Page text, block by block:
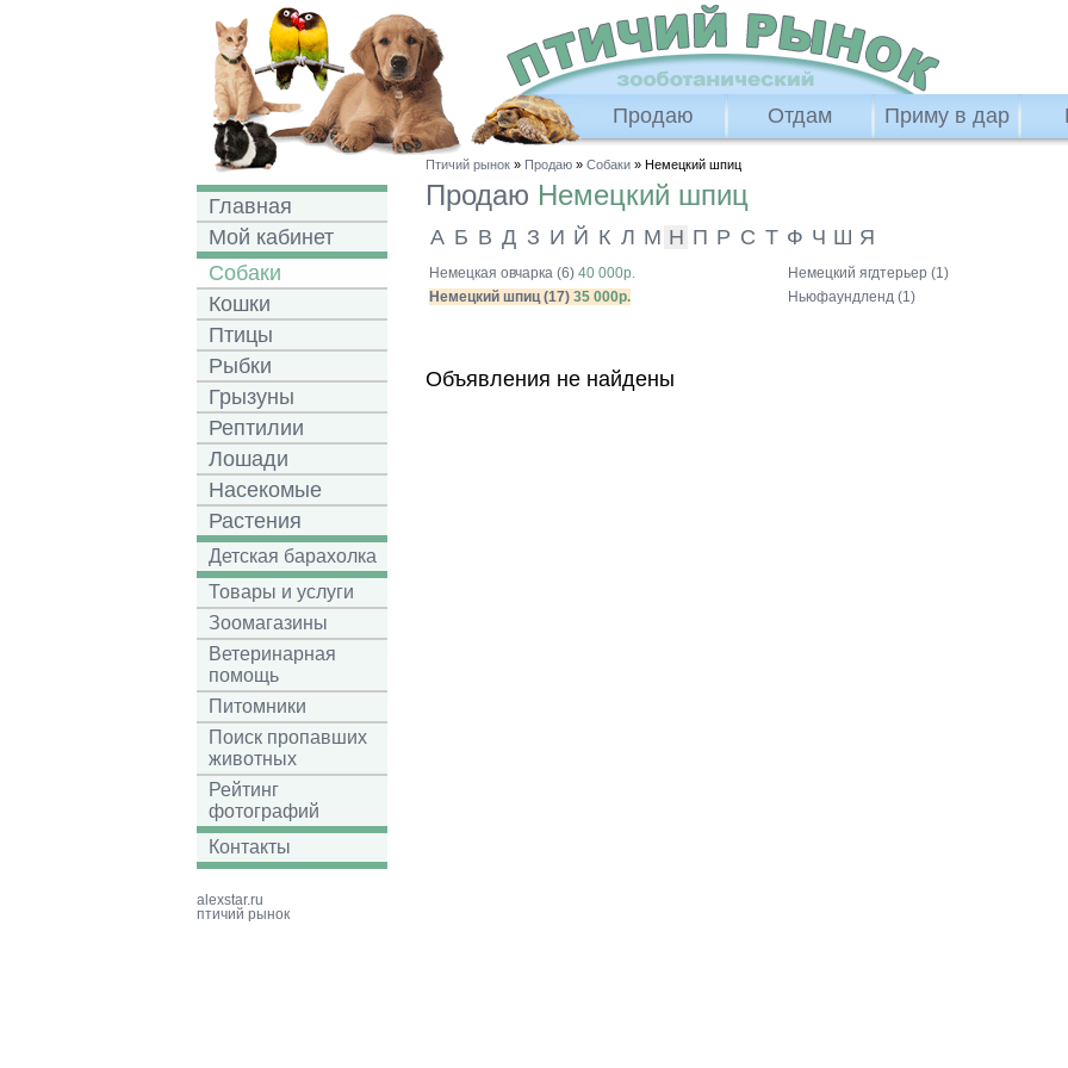
Продаю Отдам Приму в дар
Главная
Мой кабинет
Собаки
Кошки
Птицы
Рыбки
Грызуны
Рептилии
Лошади
Насекомые
Растения
Детская барахолка
Товары и услуги
Зоомагазины
Ветеринарная
помощь
Питомники
Поиск пропавших
животных
Рейтинг
фотографий
Контакты
Птичий рынок » Продаю » Собаки » Немецкий шпиц
Продаю Немецкий шпиц
А Б В Д З И Й К Л М Н П Р С Т Ф Ч Ш Я
Немецкая овчарка (6) 40 000р.
Немецкий шпиц (17) 35 000р.
Немецкий ягдтерьер (1)
Ньюфаундленд (1)
Объявления не найдены
alexstar.ru
птичий рынок